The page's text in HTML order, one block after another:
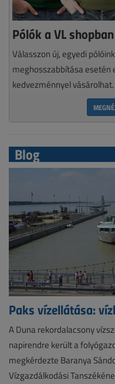
Pólók a VL shopban
Válasszon új, egyedi
meghosszabbítása esetén
kedvezménnyel vásárolhat.
Blog
Paks vízellátása:
A Duna rekordalacsony
napirendre került a
megkérdezte Baranya
Vízgazdálkodási